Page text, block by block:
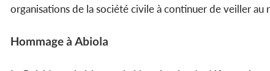
organisations de la société civile à continuer de veiller
Hommage à Abiola